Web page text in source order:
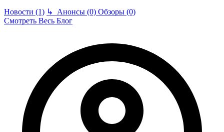
Новости (1) ↳ Анонсы (0) Обзоры (0)
Смотреть Весь Блог